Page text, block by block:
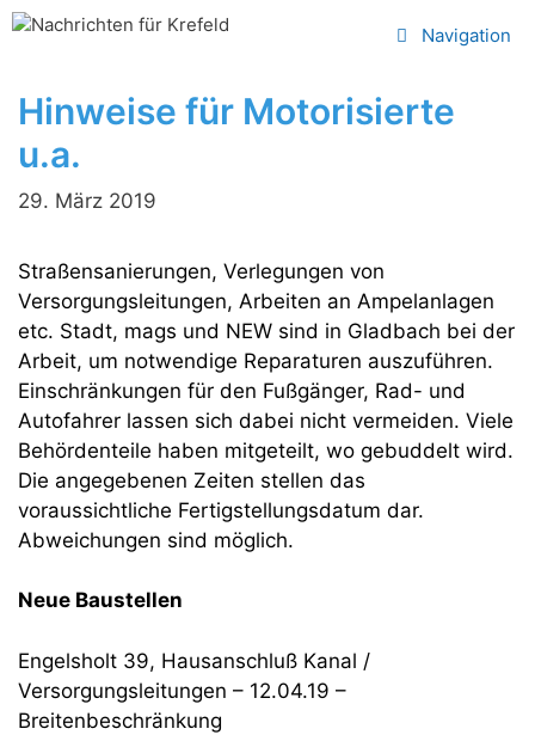
Zum
Navigation
Hinweise für Motorisierte
u.a.
29. März 2019
Straßensanierungen, Verlegungen von
Versorgungsleitungen, Arbeiten an Ampelanlagen
etc. Stadt, mags und NEW sind in Gladbach bei der
Arbeit, um notwendige Reparaturen auszuführen.
Einschränkungen für den Fußgänger, Rad- und
Autofahrer lassen sich dabei nicht vermeiden. Viele
Behördenteile haben mitgeteilt, wo gebuddelt wird.
Die angegebenen Zeiten stellen das
voraussichtliche Fertigstellungsdatum dar.
Abweichungen sind möglich.
Neue Baustellen
Engelsholt 39, Hausanschluß Kanal /
Versorgungsleitungen – 12.04.19 –
Breitenbeschränkung